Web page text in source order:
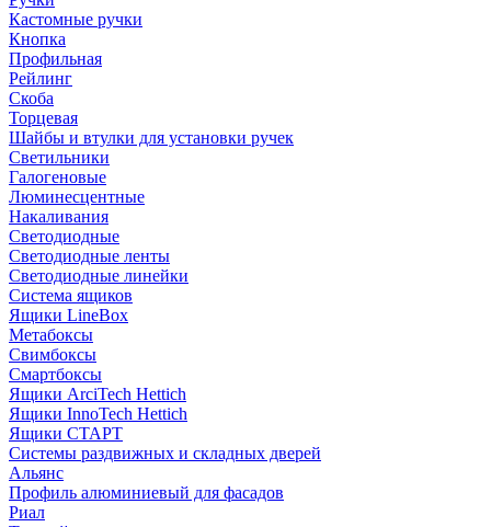
Кастомные ручки
Кнопка
Профильная
Рейлинг
Скоба
Торцевая
Шайбы и втулки для установки ручек
Светильники
Галогеновые
Люминесцентные
Накаливания
Светодиодные
Светодиодные ленты
Светодиодные линейки
Система ящиков
Ящики LineBox
Метабоксы
Свимбоксы
Смартбоксы
Ящики ArciTech Hettich
Ящики InnoTech Hettich
Ящики СТАРТ
Системы раздвижных и складных дверей
Альянс
Профиль алюминиевый для фасадов
Риал